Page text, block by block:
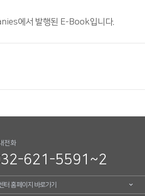
에서 발행된 E-Book입니다.
전화
621-5591~2
터 홈페이지 바로가기